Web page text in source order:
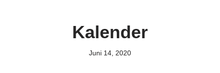
Kalender
Juni 14, 2020